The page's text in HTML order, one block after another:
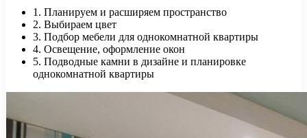
1. Планируем и расширяем пространство
2. Выбираем цвет
3. Подбор мебели для однокомнатной квартиры
4. Освещение, оформление окон
5. Подводные камни в дизайне и планировке
однокомнатной квартиры